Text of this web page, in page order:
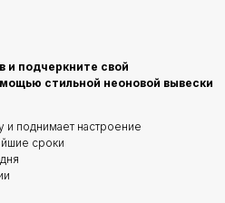
и подчеркните свой
стильной неоновой вывески
и поднимает настроение
сроки